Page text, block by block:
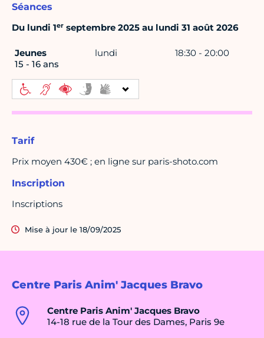
Centre Paris Anim' Jacques Bravo
Centre Paris Anim' Jacques Bravo
14-18 rue de la Tour des Dames, Paris 9e
Séances
Du lundi 1er septembre 2025 au lundi 31 août 2026
Jeunes
15 - 16 ans
lundi 18:30 - 20:00
Tarif
Prix moyen 430€ ; en ligne sur paris-shoto.com
Inscription
Inscriptions
Mise à jour le 18/09/2025